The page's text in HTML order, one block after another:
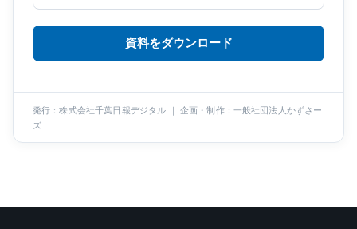
資料をダウンロード
発行：株式会社千葉日報デジタル ｜ 企画・制作：一般社団法人かずさー
ズ